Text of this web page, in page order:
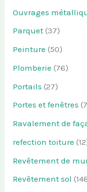
Ouvrages
Parquet (37)
Peinture (50)
Plomberie (76)
Portails (27)
Portes et fenêtres
Ravalement de
refection toiture
Revêtement de
Revêtement sol